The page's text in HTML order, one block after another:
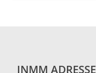
INMM ADRESSE